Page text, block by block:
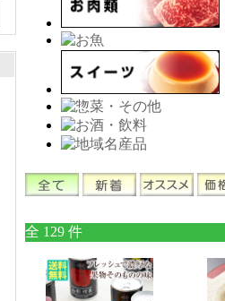
全 129 件